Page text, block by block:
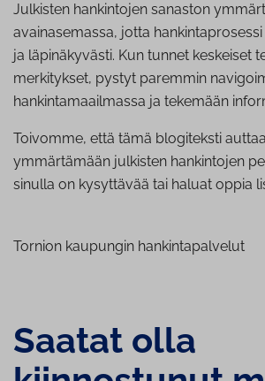
Julkisten hankintojen sanaston
avainasemassa, jotta
ja läpinäkyvästi. Kun tunnet keskeiset
merkitykset, pystyt paremmin
hankintamaailmassa ja tekemään
Toivomme, että tämä blogiteksti
ymmärtämään julkisten hankintojen
sinulla on kysyttävää tai haluat oppia
Tornion kaupungin hankintapalvelut
Saatat olla